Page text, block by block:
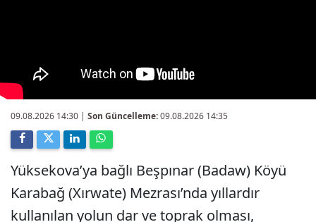
09.08.2026 14:30 | Son Güncelleme:09.08.2026 14:35
Yüksekova’ya bağlı Beşpınar (Badaw) Köyü
Karabağ (Xırwate) Mezrası’nda yıllardır
kullanılan yolun dar ve toprak olması,